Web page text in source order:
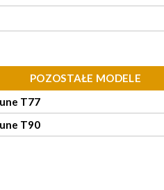
POZOSTAŁE MODELE
T77
T90